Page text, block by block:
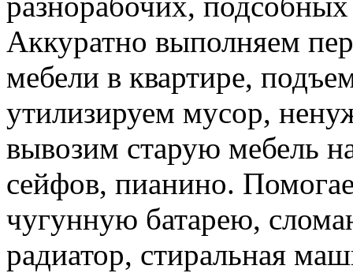
Аккуратно выполняем
мебели в квартире,
утилизируем мусор,
вывозим старую мебель
сейфов, пианино.
чугунную батарею,
радиатор, стиральная